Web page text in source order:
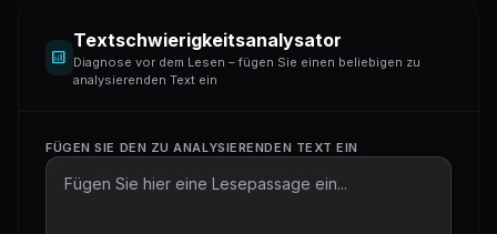
analytics
Textschwierigkeitsanalysator
Diagnose vor dem Lesen – fügen Sie einen beliebigen zu
analysierenden Text ein
FÜGEN SIE DEN ZU ANALYSIERENDEN TEXT EIN